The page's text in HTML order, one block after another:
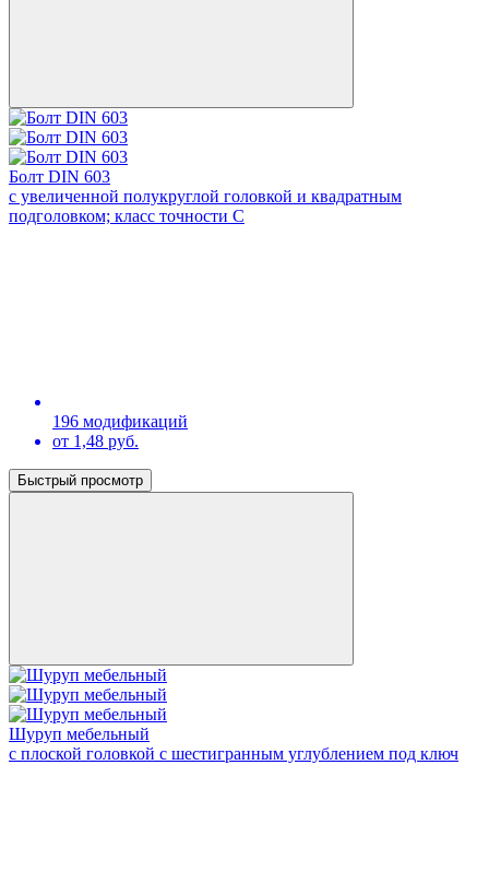
Болт DIN 603
с увеличенной полукруглой головкой и квадратным
подголовком; класс точности С
196 модификаций
от 1,48 руб.
Быстрый просмотр
Шуруп мебельный
с плоской головкой с шестигранным углублением под ключ